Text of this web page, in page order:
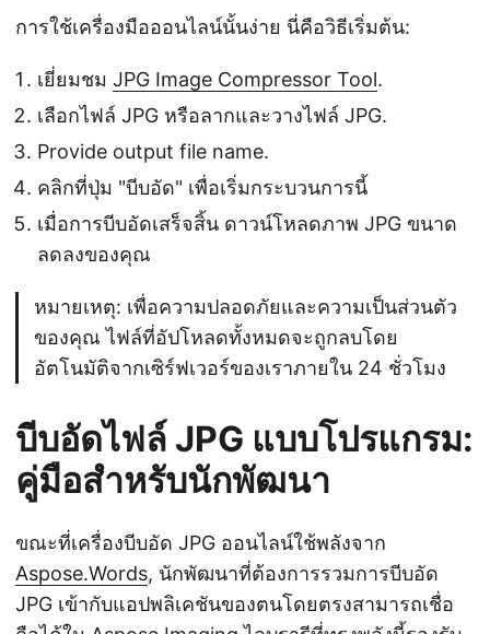
การใช้เครื่องมือออนไลน์นั้นง่าย นี่คือวิธีเริ่มต้น:
เยี่ยมชม JPG Image Compressor Tool.
เลือกไฟล์ JPG หรือลากและวางไฟล์ JPG.
Provide output file name.
คลิกที่ปุ่ม "บีบอัด" เพื่อเริ่มกระบวนการนี้
เมื่อการบีบอัดเสร็จสิ้น ดาวน์โหลดภาพ JPG ขนาด
ลดลงของคุณ
หมายเหตุ: เพื่อความปลอดภัยและความเป็นส่วนตัว
ของคุณ ไฟล์ที่อัปโหลดทั้งหมดจะถูกลบโดย
อัตโนมัติจากเซิร์ฟเวอร์ของเราภายใน 24 ชั่วโมง
บีบอัดไฟล์ JPG แบบโปรแกรม:
คู่มือสำหรับนักพัฒนา
ขณะที่เครื่องบีบอัด JPG ออนไลน์ใช้พลังจาก
Aspose.Words, นักพัฒนาที่ต้องการรวมการบีบอัด
JPG เข้ากับแอปพลิเคชันของตนโดยตรงสามารถเชื่อ